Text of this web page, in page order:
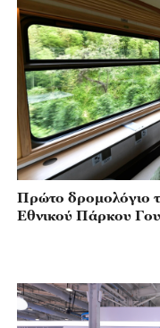
Πρώτο δρομολόγιο
Εθνικού Πάρκου